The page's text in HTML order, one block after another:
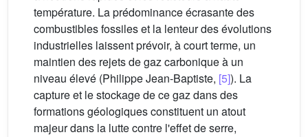
température. La prédominance écrasante des
combustibles fossiles et la lenteur des évolutions
industrielles laissent prévoir, à court terme, un
maintien des rejets de gaz carbonique à un
niveau élevé (Philippe Jean-Baptiste, [5]). La
capture et le stockage de ce gaz dans des
formations géologiques constituent un atout
majeur dans la lutte contre l'effet de serre,